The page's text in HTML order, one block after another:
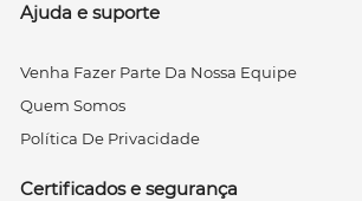
Ajuda e suporte
Venha Fazer Parte Da Nossa Equipe
Quem Somos
Política De Privacidade
Certificados e segurança